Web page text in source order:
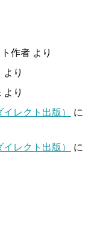
作者 より
より
より
レクト出版）
に
レクト出版）
に